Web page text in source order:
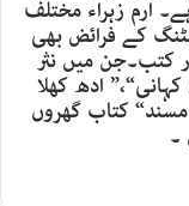
ارم زہراء مختلف
کے فرائض بھی
کتب۔جن میں نثر
ادھ کھلا
کتاب گھروں
۔